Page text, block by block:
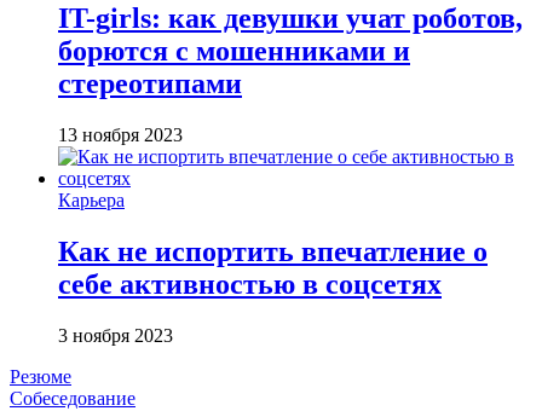
IT-girls: как девушки учат роботов,
борются с мошенниками и
стереотипами
13 ноября 2023
Карьера
Как не испортить впечатление о
себе активностью в соцсетях
3 ноября 2023
Резюме
Собеседование